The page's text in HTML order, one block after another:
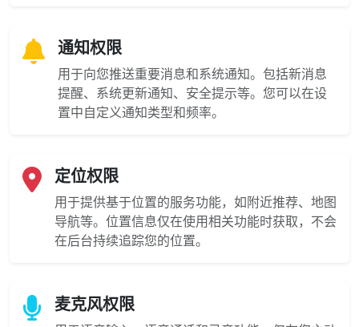
通知权限
用于向您推送重要消息和系统通知。包括新消息
提醒、系统更新通知、安全提示等。您可以在设
置中自定义通知类型和频率。
定位权限
用于提供基于位置的服务功能，如附近推荐、地图
导航等。位置信息仅在使用相关功能时获取，不会
在后台持续追踪您的位置。
麦克风权限